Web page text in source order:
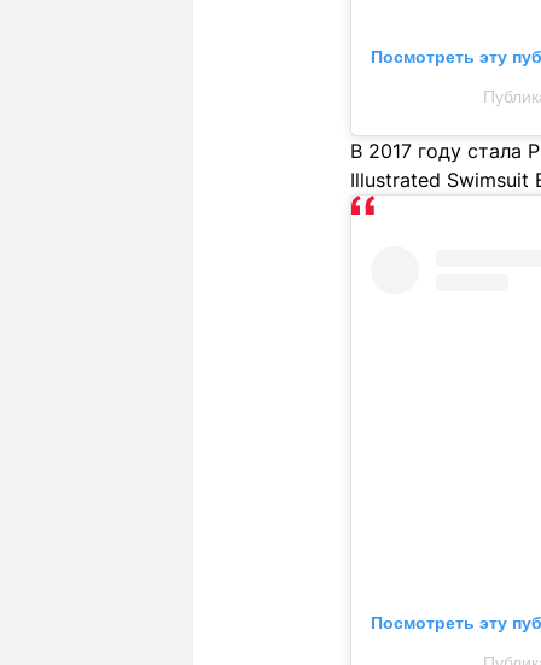
Посмотреть эту
В 2017 году стала
Illustrated Swimsuit
Посмотреть эту